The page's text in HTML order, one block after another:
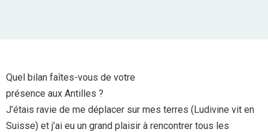
Quel bilan faîtes-vous de votre
présence aux Antilles ?
J’étais ravie de me déplacer sur mes terres (Ludivine vit en
Suisse) et j’ai eu un grand plaisir à rencontrer tous les